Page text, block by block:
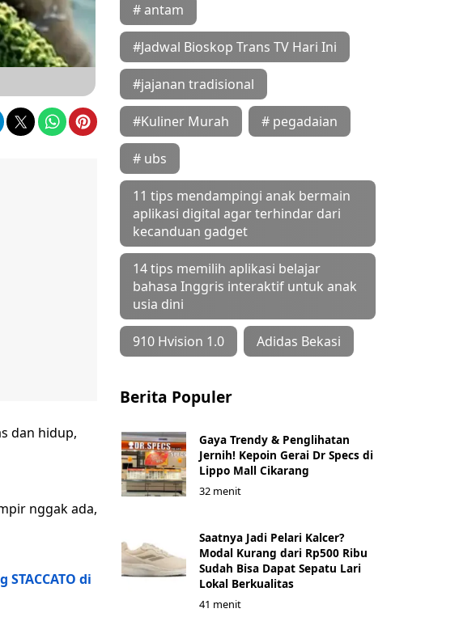
dan hidup,
nggak ada,
di
# antam
#Jadwal Bioskop Trans TV Hari Ini
#jajanan tradisional
#Kuliner Murah # pegadaian
# ubs
11 tips mendampingi anak bermain
aplikasi digital agar terhindar dari
kecanduan gadget
14 tips memilih aplikasi belajar
bahasa Inggris interaktif untuk anak
usia dini
910 Hvision 1.0 Adidas Bekasi
Berita Populer
Gaya Trendy & Penglihatan
Jernih! Kepoin Gerai Dr Specs di
Lippo Mall Cikarang
32 menit
Saatnya Jadi Pelari Kalcer?
Modal Kurang dari Rp500 Ribu
Sudah Bisa Dapat Sepatu Lari
Lokal Berkualitas
41 menit